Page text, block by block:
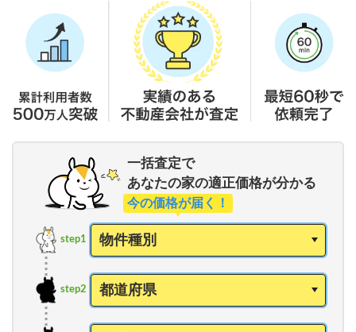
一括査定で
あなたの家の適正価格が分かる
今の価格が届く！
step1
step2